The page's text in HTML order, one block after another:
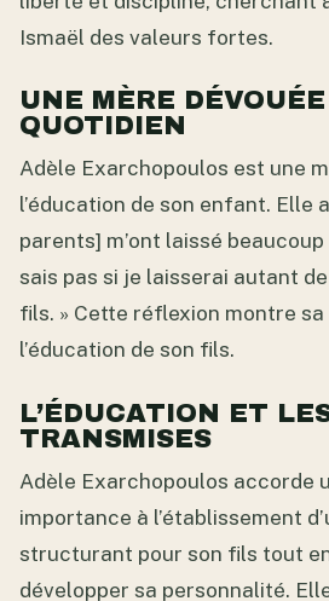
Ismaël des valeurs fortes.
UNE MÈRE
QUOTIDIEN
Adèle Exarchopoulos est une
l’éducation de son enfant. Elle
parents] m’ont laissé
sais pas si je laisserai autant
fils. » Cette réflexion montre
l’éducation de son fils.
L’ÉDUCATION ET
TRANSMISES
Adèle Exarchopoulos accorde
importance à l’établissement
structurant pour son fils tout
développer sa personnalité.